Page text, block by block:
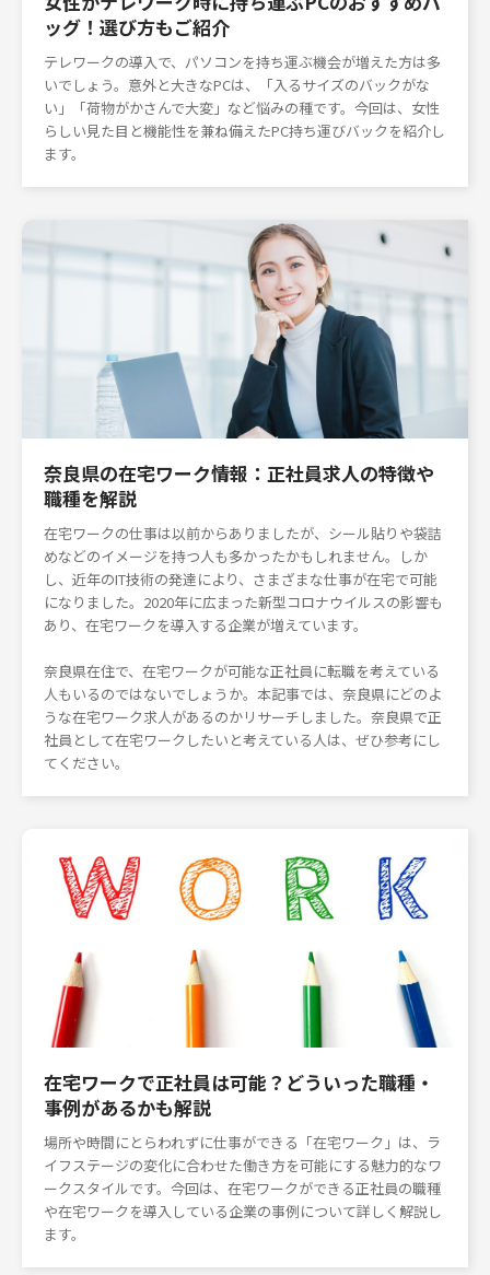
ッグ！選び方もご紹介
テレワークの導入で、パソコンを持ち運ぶ機会が増えた方は多
いでしょう。意外と大きなPCは、「入るサイズのバックがな
い」「荷物がかさんで大変」など悩みの種です。今回は、女性
らしい見た目と機能性を兼ね備えたPC持ち運びバックを紹介し
ます。
奈良県の在宅ワーク情報：正社員求人の特徴や
職種を解説
在宅ワークの仕事は以前からありましたが、シール貼りや袋詰
めなどのイメージを持つ人も多かったかもしれません。しか
し、近年のIT技術の発達により、さまざまな仕事が在宅で可能
になりました。2020年に広まった新型コロナウイルスの影響も
あり、在宅ワークを導入する企業が増えています。
奈良県在住で、在宅ワークが可能な正社員に転職を考えている
人もいるのではないでしょうか。本記事では、奈良県にどのよ
うな在宅ワーク求人があるのかリサーチしました。奈良県で正
社員として在宅ワークしたいと考えている人は、ぜひ参考にし
てください。
在宅ワークで正社員は可能？どういった職種・
事例があるかも解説
場所や時間にとらわれずに仕事ができる「在宅ワーク」は、ラ
イフステージの変化に合わせた働き方を可能にする魅力的なワ
ークスタイルです。今回は、在宅ワークができる正社員の職種
や在宅ワークを導入している企業の事例について詳しく解説し
ます。